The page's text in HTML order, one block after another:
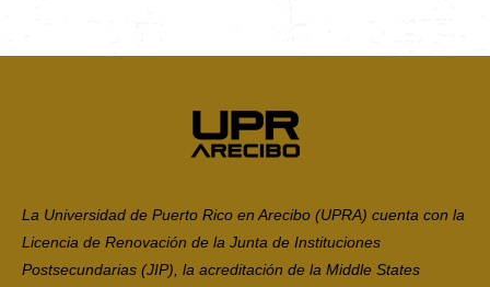
La Universidad de Puerto Rico en Arecibo (UPRA) cuenta con la
Licencia de Renovación de la Junta de Instituciones
Postsecundarias (JIP), la acreditación de la Middle States